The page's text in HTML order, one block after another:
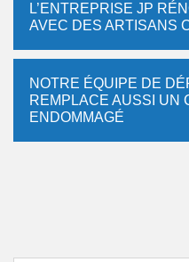
L’ENTREPRISE JP
AVEC DES ARTISANS
NOTRE ÉQUIPE DE
REMPLACE AUSSI UN
ENDOMMAGÉ